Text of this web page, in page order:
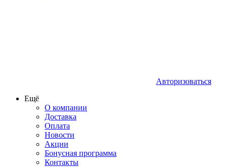
Авторизоваться
Ещё
О компании
Доставка
Оплата
Новости
Акции
Бонусная программа
Контакты